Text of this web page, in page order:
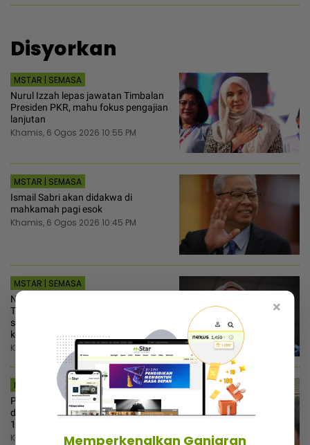
Disyorkan
MSTAR | SEMASA
Nurul Izzah lepas jawatan Timbalan
Presiden PKR, mahu fokus pengajian
lanjutan
Khamis, 6 Ogos 2026 10:55 PM
MSTAR | SEMASA
Ismail Sabri akan didakwa di
mahkamah pagi esok
Khamis, 6 Ogos 2026 10:45 PM
MSTAR | SEMASA
Nurul Izzah mohon lepas jawatan
Timbalan Presiden PKR, diminta cuti
sementara selepas dipujuk
kepimpinan parti
Khamis, 6 Ogos 2026 9:11 PM
MSTAR | HIBURAN
Perdaya jual tanah, Datuk Red
diperintah bayar RM1.57 juta kepada
17 pembeli
Khamis, 6 Ogos 2026 8:30 PM
×
Memperkenalkan Ganjaran